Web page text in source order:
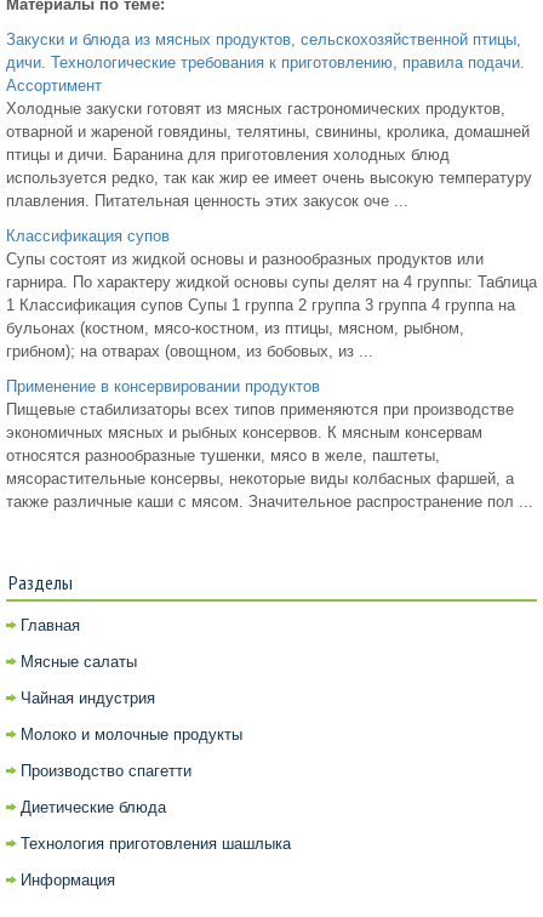
Материалы по теме:
Закуски и блюда из мясных продуктов, сельскохозяйственной птицы,
дичи. Технологические требования к приготовлению, правила подачи.
Ассортимент
Холодные закуски готовят из мясных гастрономических продуктов,
отварной и жареной говядины, телятины, свинины, кролика, домашней
птицы и дичи. Баранина для приготовления холодных блюд
используется редко, так как жир ее имеет очень высокую температуру
плавления. Питательная ценность этих закусок оче ...
Классификация супов
Супы состоят из жидкой основы и разнообразных продуктов или
гарнира. По характеру жидкой основы супы делят на 4 группы: Таблица
1 Классификация супов Супы 1 группа 2 группа 3 группа 4 группа на
бульонах (костном, мясо-костном, из птицы, мясном, рыбном,
грибном); на отварах (овощном, из бобовых, из ...
Применение в консервировании продуктов
Пищевые стабилизаторы всех типов применяются при производстве
экономичных мясных и рыбных консервов. К мясным консервам
относятся разнообразные тушенки, мясо в желе, паштеты,
мясорастительные консервы, некоторые виды колбасных фаршей, а
также различные каши с мясом. Значительное распространение пол ...
Разделы
Главная
Мясные салаты
Чайная индустрия
Молоко и молочные продукты
Производство спагетти
Диетические блюда
Технология приготовления шашлыка
Информация